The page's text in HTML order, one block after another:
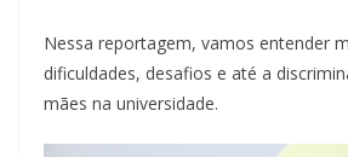
Nessa reportagem, vamos entender
dificuldades, desafios e até a
mães na universidade.